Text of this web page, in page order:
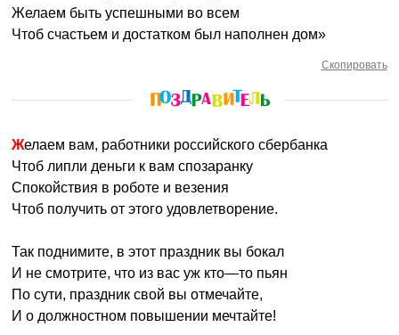
Желаем быть успешными во всем
Чтоб счастьем и достатком был наполнен дом»
Скопировать
Желаем вам, работники российского сбербанка
Чтоб липли деньги к вам спозаранку
Спокойствия в роботе и везения
Чтоб получить от этого удовлетворение.
Так поднимите, в этот праздник вы бокал
И не смотрите, что из вас уж кто—то пьян
По сути, праздник свой вы отмечайте,
И о должностном повышении мечтайте!